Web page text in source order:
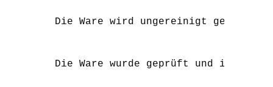
Die Ware wird ungereinigt
Die Ware wurde geprüft und ist